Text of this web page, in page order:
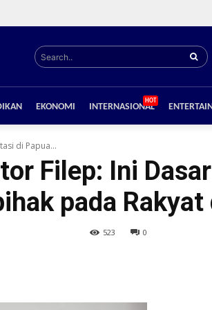
Search..
EKONOMI INTERNASIONAL
HOT
di Papua...
Filep: Ini
pada Rakyat
0
523